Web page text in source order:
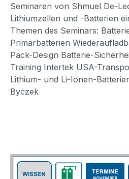
Seminaren von Shmuel De-
Lithiumzellen und -Batterien
Themen des Seminars:
Primärbatterien
Pack-Design Batterie-
Training Intertek USA-
Lithium- und Li-Ionen-
Byczek